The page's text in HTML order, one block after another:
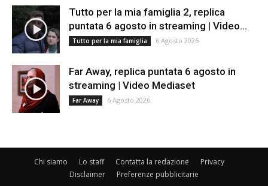
Tutto per la mia famiglia 2, replica
puntata 6 agosto in streaming | Video...
Tutto per la mia famiglia 6 Agosto 2026
Far Away, replica puntata 6 agosto in
streaming | Video Mediaset
Far Away 6 Agosto 2026
Chi siamo Lo staff Contatta la redazione
Privacy
Disclaimer
Preferenze pubblicitarie